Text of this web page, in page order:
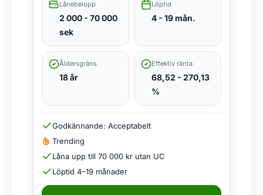
Lånebelopp
2 000 - 70 000
sek
Löptid
4 - 19 mån.
Åldersgräns
18 år
Effektiv ränta
68,52 - 270,13
%
Godkännande: Acceptabelt
Trending
Låna upp till 70 000 kr utan UC
Löptid 4–19 månader